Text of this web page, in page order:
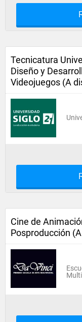
Tecnicatura
Diseño y
Videojuegos (A
Cine de
Posproducción